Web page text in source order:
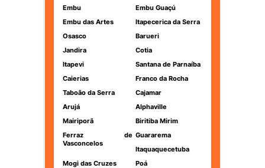
Embu
Embu Guaçú
Embu das Artes
Itapecerica da Serra
Osasco
Barueri
Jandira
Cotia
Itapevi
Santana de Parnaíba
Caierias
Franco da Rocha
Taboão da Serra
Cajamar
Arujá
Alphaville
Mairiporã
Biritiba Mirim
Ferraz de
Vasconcelos
Guararema
Itaquaquecetuba
Mogi das Cruzes
Poá